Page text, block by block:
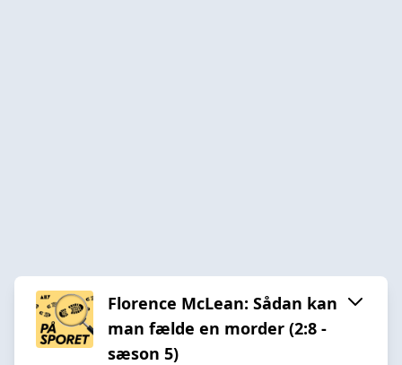
Florence McLean: Sådan kan
man fælde en morder (2:8 -
sæson 5)